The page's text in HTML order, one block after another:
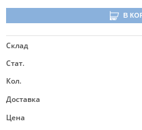
В
Склад
Стат.
Кол.
Доставка
Цена